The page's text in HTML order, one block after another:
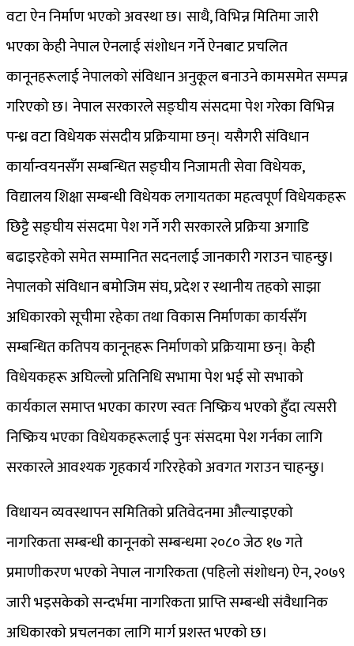
वटा ऐन निर्माण भएको अवस्था छ। साथै, विभिन्न मितिमा जारी
भएका केही नेपाल ऐनलाई संशोधन गर्ने ऐनबाट प्रचलित
कानूनहरूलाई नेपालको संविधान अनुकूल बनाउने कामसमेत सम्पन्न
गरिएको छ। नेपाल सरकारले सङ्घीय संसदमा पेश गरेका विभिन्न
पन्ध्र वटा विधेयक संसदीय प्रक्रियामा छन्। यसैगरी संविधान
कार्यान्वयनसँग सम्बन्धित सङ्घीय निजामती सेवा विधेयक,
विद्यालय शिक्षा सम्बन्धी विधेयक लगायतका महत्वपूर्ण विधेयकहरू
छिट्टै सङ्घीय संसदमा पेश गर्ने गरी सरकारले प्रक्रिया अगाडि
बढाइरहेको समेत सम्मानित सदनलाई जानकारी गराउन चाहन्छु।
नेपालको संविधान बमोजिम संघ, प्रदेश र स्थानीय तहको साझा
अधिकारको सूचीमा रहेका तथा विकास निर्माणका कार्यसँग
सम्बन्धित कतिपय कानूनहरू निर्माणको प्रक्रियामा छन्। केही
विधेयकहरू अघिल्लो प्रतिनिधि सभामा पेश भई सो सभाको
कार्यकाल समाप्त भएका कारण स्वतः निष्क्रिय भएको हुँदा त्यसरी
निष्क्रिय भएका विधेयकहरूलाई पुनः संसदमा पेश गर्नका लागि
सरकारले आवश्यक गृहकार्य गरिरहेको अवगत गराउन चाहन्छु।
विधायन व्यवस्थापन समितिको प्रतिवेदनमा औल्याइएको
नागरिकता सम्बन्धी कानूनको सम्बन्धमा २०८० जेठ १७ गते
प्रमाणीकरण भएको नेपाल नागरिकता (पहिलो संशोधन) ऐन, २०७९
जारी भइसकेको सन्दर्भमा नागरिकता प्राप्ति सम्बन्धी संवैधानिक
अधिकारको प्रचलनका लागि मार्ग प्रशस्त भएको छ।